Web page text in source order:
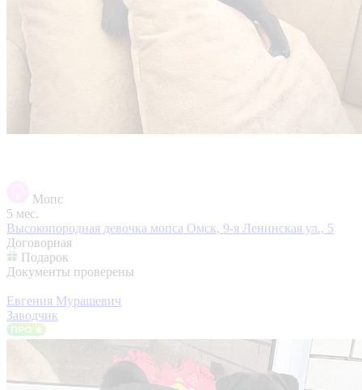
Мопс
5 мес.
Высокопородная девочка мопса Омск, 9-я Ленинская ул., 5
Договорная
Подарок
Документы проверены
Евгения Мурашевич
Заводчик